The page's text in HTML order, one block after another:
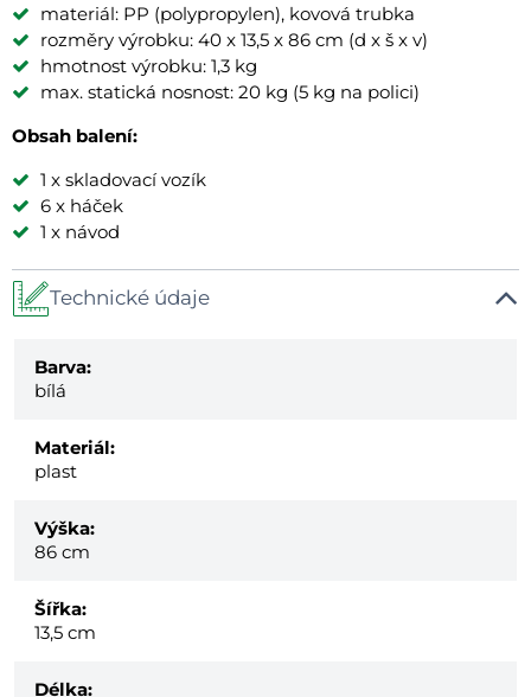
materiál: PP (polypropylen), kovová trubka
rozměry výrobku: 40 x 13,5 x 86 cm (d x š x v)
hmotnost výrobku: 1,3 kg
max. statická nosnost: 20 kg (5 kg na polici)
Obsah balení:
1 x skladovací vozík
6 x háček
1 x návod
Technické údaje
Barva:
bílá
Materiál:
plast
Výška:
86 cm
Šířka:
13,5 cm
Délka: